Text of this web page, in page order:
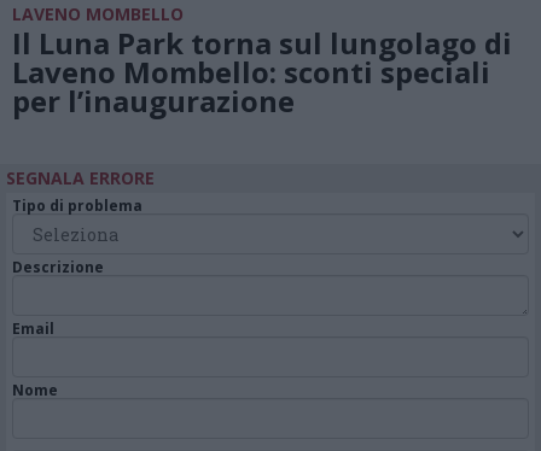
LAVENO MOMBELLO
Il Luna Park torna sul lungolago di
Laveno Mombello: sconti speciali
per l’inaugurazione
SEGNALA ERRORE
Tipo di problema
Descrizione
Email
Nome